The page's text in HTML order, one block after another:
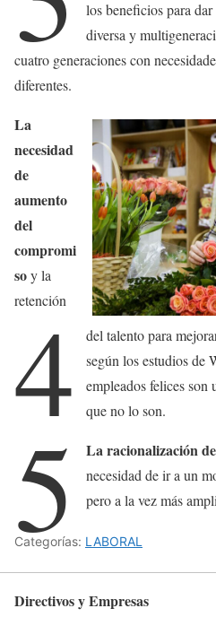
los beneficios para
diversa y
cuatro generaciones con
diferentes.
4
La
necesidad
de
aumento
del
compromi
soy la
retención
del talento para
según los estudios de
empleados felices son
que no lo son.
5 La racionalización
necesidad de ir a un
pero a la vez más
Categorías: LABORAL
Directivos y Empresas